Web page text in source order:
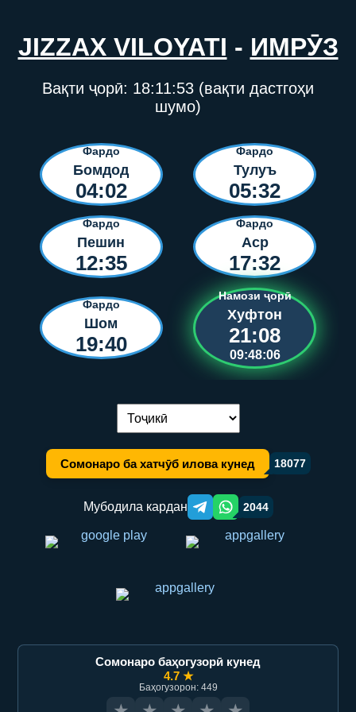
JIZZAX VILOYATI - ИМРӮЗ
Вақти ҷорӣ: 18:11:53 (вақти дастгоҳи
шумо)
Фардо
Бомдод
04:02
Фардо
Тулуъ
05:32
Фардо
Пешин
12:35
Фардо
Аср
17:32
Фардо
Шом
19:40
Намози ҷорӣ
Хуфтон
21:08
09:48:06
Иваз кардани забон:
Сомонаро ба хатчӯб илова кунед 18077
Мубодила кардан Telegram orqali ulashish
WhatsApp orqali ulashish
2044
Сомонаро баҳогузорӣ кунед
4.7 ★
Баҳогузорон: 449